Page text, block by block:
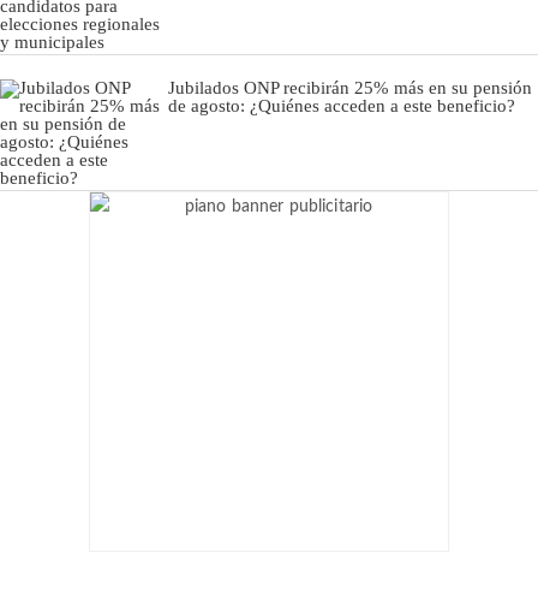
Jubilados ONP recibirán 25% más en su pensión
de agosto: ¿Quiénes acceden a este beneficio?